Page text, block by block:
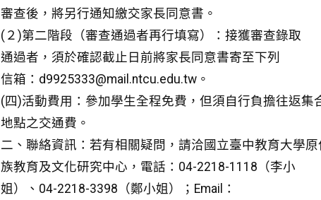
審查後，將另行通知繳交家長同意書。
(２)第二階段（審查通過者再行填寫）：接獲審查錄取
通過者，須於確認截止日前將家長同意書寄至下列
信箱：d9925333@mail.ntcu.edu.tw。
(四)活動費用：參加學生全程免費，但須自行負擔往返集
地點之交通費。
二、聯絡資訊：若有相關疑問，請洽國立臺中教育大學原
族教育及文化研究中心，電話：04-2218-1118（李小
姐）、04-2218-3398（鄭小姐）；Email：